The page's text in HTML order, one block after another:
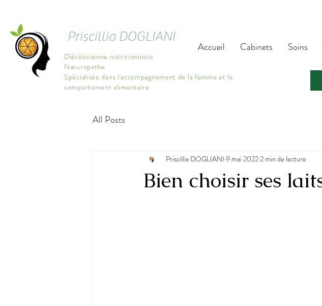
Priscillia DOGLIANI
Diététicienne nutritionniste
Naturopathe
Spécialisée dans l'accompagnement de la femme et le
comportement alimentaire
Accueil Cabinets Soins
All Posts
Bien choisir ses
Priscillia DOGLIANI 9 mai 20222 min de lecture